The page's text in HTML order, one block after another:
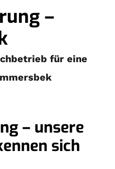
–
für eine
– unsere
sich